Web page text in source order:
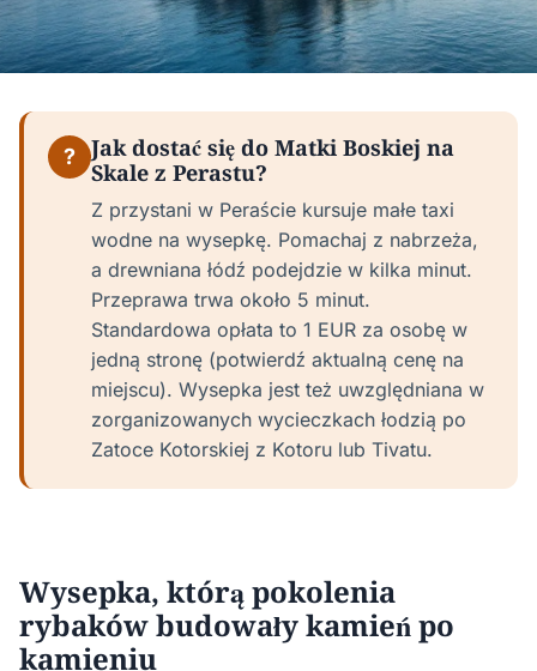
?
Jak dostać się do Matki Boskiej na
Skale z Perastu?
Z przystani w Peraście kursuje małe taxi
wodne na wysepkę. Pomachaj z nabrzeża,
a drewniana łódź podejdzie w kilka minut.
Przeprawa trwa około 5 minut.
Standardowa opłata to 1 EUR za osobę w
jedną stronę (potwierdź aktualną cenę na
miejscu). Wysepka jest też uwzględniana w
zorganizowanych wycieczkach łodzią po
Zatoce Kotorskiej z Kotoru lub Tivatu.
Wysepka, którą pokolenia
rybaków budowały kamień po
kamieniu